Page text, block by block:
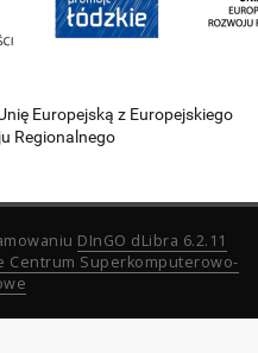
Europejską z Europejskiego
Regionalnego
DInGO dLibra 6.2.11
Centrum Superkomputerowo-